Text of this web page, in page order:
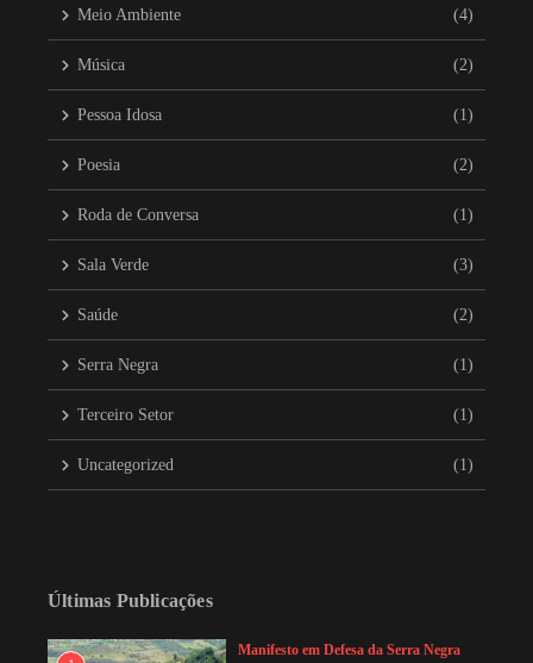
Meio Ambiente (4)
Música (2)
Pessoa Idosa (1)
Poesia (2)
Roda de Conversa (1)
Sala Verde (3)
Saúde (2)
Serra Negra (1)
Terceiro Setor (1)
Uncategorized (1)
Últimas Publicações
Manifesto em Defesa da Serra Negra